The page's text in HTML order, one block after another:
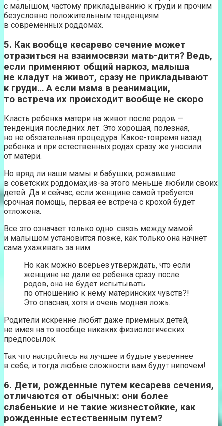
с малышом, частому прикладыванию к груди и прочим
безусловно положительным тенденциям
в современных роддомах.
5. Как вообще кесарево сечение может
отразиться на взаимосвязи мать-дитя? Ведь,
если применяют общий наркоз, малыша
не кладут на живот, сразу не прикладывают
к груди… А если мама в реанимации,
то встреча их происходит вообще не скоро
Класть ребенка матери на живот после родов —
тенденция последних лет. Это хорошая, полезная,
но не обязательная процедура. Какое-товремя назад
ребенка и при естественных родах сразу же уносили
от матери.
Но вряд ли наши мамы и бабушки, рожавшие
в советских роддомах,из-за этого меньше любили своих
детей. Да и сейчас, если женщине самой требуется
срочная помощь, первая ее встреча с крохой будет
отложена.
Все это означает только одно: связь между мамой
и малышом установится позже, как только она начнет
сама ухаживать за ним.
Но как можно всерьез утверждать, что если
женщине не дали ее ребенка сразу после
родов, она не будет испытывать
по отношению к нему материнских чувств?!
Это опасная, хотя и очень модная ложь.
Родители искренне любят даже приемных детей,
не имея на то вообще никаких физиологических
предпосылок.
Так что настройтесь на лучшее и будьте увереннее
в себе, и тогда любые сложности вам будут нипочем!
6. Дети, рожденные путем кесарева сечения,
отличаются от обычных: они более
слабенькие и не такие жизнестойкие, как
рожденные естественным путем?